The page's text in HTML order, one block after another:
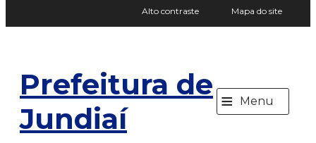
Alto contraste Mapa do site
Prefeitura de
Jundiaí
≡ Menu